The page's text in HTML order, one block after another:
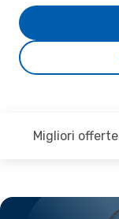
Migliori offerte